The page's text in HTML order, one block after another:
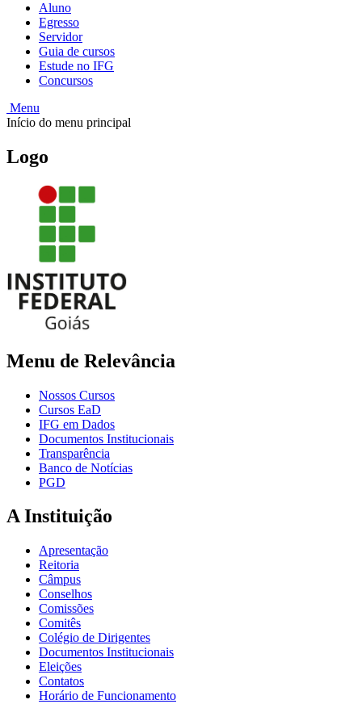
Aluno
Egresso
Servidor
Guia de cursos
Estude no IFG
Concursos
Menu
Início do menu principal
Logo
Menu de Relevância
Nossos Cursos
Cursos EaD
IFG em Dados
Documentos Institucionais
Transparência
Banco de Notícias
PGD
A Instituição
Apresentação
Reitoria
Câmpus
Conselhos
Comissões
Comitês
Colégio de Dirigentes
Documentos Institucionais
Eleições
Contatos
Horário de Funcionamento